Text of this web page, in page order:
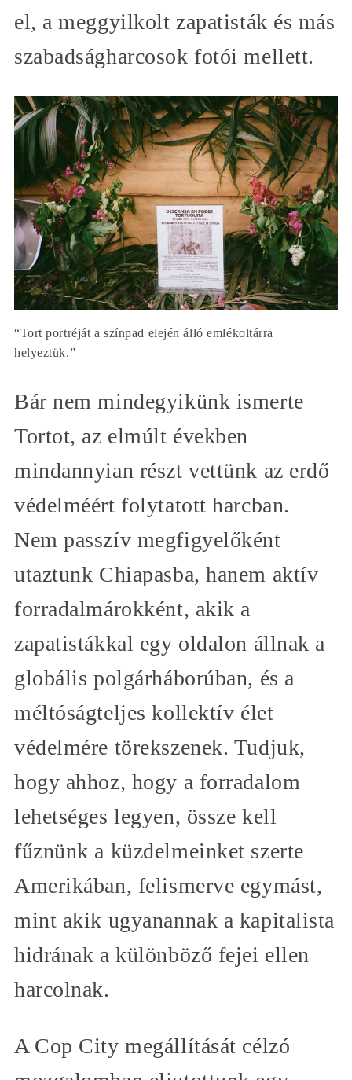
el, a meggyilkolt zapatisták és más
szabadságharcosok fotói mellett.
“Tort portréját a színpad elején álló emlékoltárra
helyeztük.”
Bár nem mindegyikünk ismerte
Tortot, az elmúlt években
mindannyian részt vettünk az erdő
védelméért folytatott harcban.
Nem passzív megfigyelőként
utaztunk Chiapasba, hanem aktív
forradalmárokként, akik a
zapatistákkal egy oldalon állnak a
globális polgárháborúban, és a
méltóságteljes kollektív élet
védelmére törekszenek. Tudjuk,
hogy ahhoz, hogy a forradalom
lehetséges legyen, össze kell
fűznünk a küzdelmeinket szerte
Amerikában, felismerve egymást,
mint akik ugyanannak a kapitalista
hidrának a különböző fejei ellen
harcolnak.
A Cop City megállítását célzó